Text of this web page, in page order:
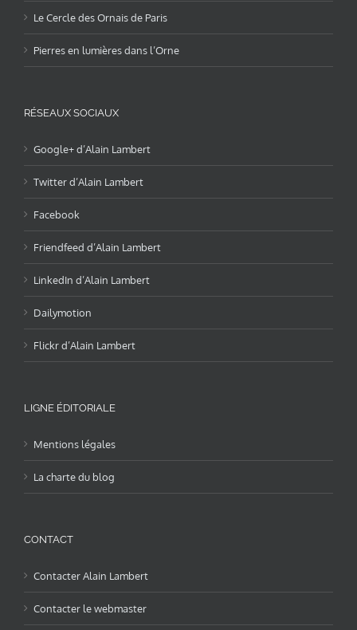
Le Cercle des Ornais de Paris
Pierres en lumières dans l’Orne
RÉSEAUX SOCIAUX
Google+ d’Alain Lambert
Twitter d’Alain Lambert
Facebook
Friendfeed d’Alain Lambert
LinkedIn d’Alain Lambert
Dailymotion
Flickr d’Alain Lambert
LIGNE ÉDITORIALE
Mentions légales
La charte du blog
CONTACT
Contacter Alain Lambert
Contacter le webmaster